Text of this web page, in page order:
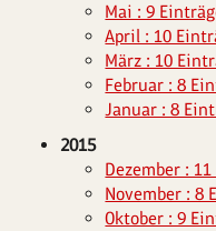
Mai : 9
April : 10
März : 10
Februar : 8
Januar : 8
2015
Dezember :
November : 8
Oktober : 9